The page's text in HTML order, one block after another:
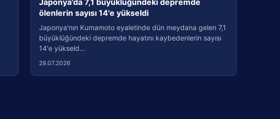
Japonya'da 7,1 büyüklüğündeki depremde
ölenlerin sayısı 14'e yükseldi
Japonya'nın Kumamoto eyaletinde dün meydana gelen 7,1
büyüklüğündeki depremde hayatını kaybedenlerin sayısı
14'e yükseld...
29.07.2026